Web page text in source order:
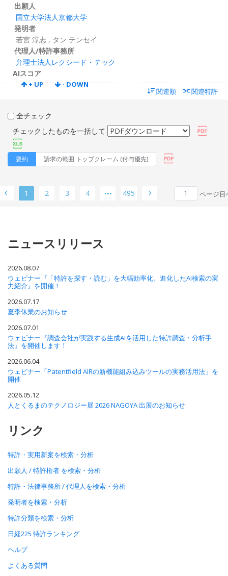
出願人
国立大学法人京都大学
発明者
若宮 淳志 , タン テンセイ
代理人/特許事務所
弁理士法人レクシード・テック
AIスコア
+ UP - DOWN
関連順 関連特許
全チェック
チェックしたものを一括して
要約 請求の範囲 トップクレーム (付与優先)
1 2 3 4 495 ページ目
ニュースリリース
2026.08.07
ウェビナー『「特許を探す・読む」を大幅効率化。進化したAI検索の実
力紹介』を開催！
2026.07.17
夏季休業のお知らせ
2026.07.01
ウェビナー『調査会社が実践する生成AIを活用した特許調査・分析手
法』を開催します！
2026.06.04
ウェビナー「Patentfield AIRの新機能組み込みツールの実務活用法」を
開催
2026.05.12
人とくるまのテクノロジー展 2026 NAGOYA 出展のお知らせ
リンク
特許・実用新案を検索・分析
出願人 / 特許権者 を検索・分析
特許・法律事務所 / 代理人を検索・分析
発明者を検索・分析
特許分類を検索・分析
日経225 特許ランキング
ヘルプ
よくある質問